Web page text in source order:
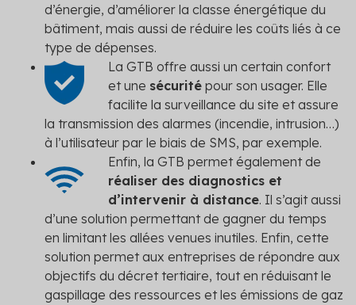
d’énergie, d’améliorer la classe énergétique du
bâtiment, mais aussi de réduire les coûts liés à ce
type de dépenses.
La GTB offre aussi un certain confort
et une sécurité pour son usager. Elle
facilite la surveillance du site et assure
la transmission des alarmes (incendie, intrusion…)
à l’utilisateur par le biais de SMS, par exemple.
Enfin, la GTB permet également de
réaliser des diagnostics et
d’intervenir à distance. Il s’agit aussi
d’une solution permettant de gagner du temps
en limitant les allées venues inutiles. Enfin, cette
solution permet aux entreprises de répondre aux
objectifs du décret tertiaire, tout en réduisant le
gaspillage des ressources et les émissions de gaz